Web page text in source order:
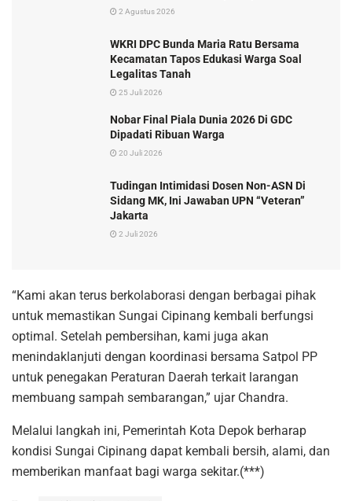
2 Agustus 2026
WKRI DPC Bunda Maria Ratu Bersama
Kecamatan Tapos Edukasi Warga Soal
Legalitas Tanah
25 Juli 2026
Nobar Final Piala Dunia 2026 Di GDC
Dipadati Ribuan Warga
20 Juli 2026
Tudingan Intimidasi Dosen Non-ASN Di
Sidang MK, Ini Jawaban UPN “Veteran”
Jakarta
2 Juli 2026
“Kami akan terus berkolaborasi dengan berbagai pihak
untuk memastikan Sungai Cipinang kembali berfungsi
optimal. Setelah pembersihan, kami juga akan
menindaklanjuti dengan koordinasi bersama Satpol PP
untuk penegakan Peraturan Daerah terkait larangan
membuang sampah sembarangan,” ujar Chandra.
Melalui langkah ini, Pemerintah Kota Depok berharap
kondisi Sungai Cipinang dapat kembali bersih, alami, dan
memberikan manfaat bagi warga sekitar.(***)